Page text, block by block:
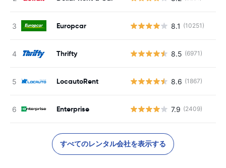
Europcar 8.1 (10251)
Thrifty 8.5 (6971)
LocautoRent 8.6 (1867)
Enterprise 7.9 (2409)
すべてのレンタル会社を表示する